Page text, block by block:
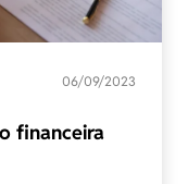
06/09/2023
financeira